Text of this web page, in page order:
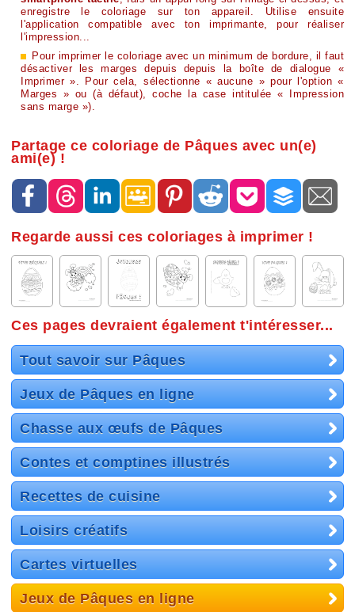
enregistre le coloriage sur ton appareil. Utilise ensuite
l'application compatible avec ton imprimante, pour réaliser
l'impression...
Pour imprimer le coloriage avec un minimum de bordure, il faut
désactiver les marges depuis depuis la boîte de dialogue «
Imprimer ». Pour cela, sélectionne « aucune » pour l'option «
Marges » ou (à défaut), coche la case intitulée « Impression
sans marge »).
Partage ce coloriage de Pâques avec un(e)
ami(e) !
Regarde aussi ces coloriages à imprimer !
Ces pages devraient également t'intéresser...
Tout savoir sur Pâques
Jeux de Pâques en ligne
Chasse aux œufs de Pâques
Contes et comptines illustrés
Recettes de cuisine
Loisirs créatifs
Cartes virtuelles
Jeux de Pâques en ligne